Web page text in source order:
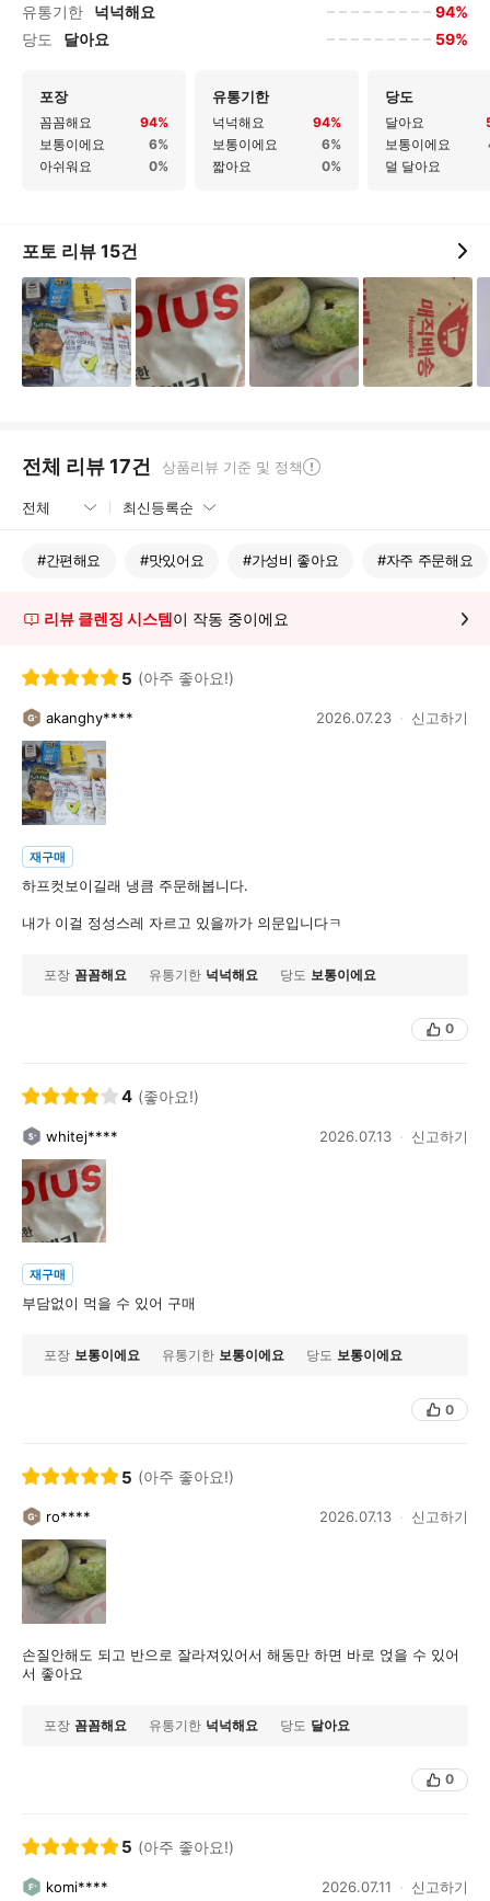
유통기한
넉넉해요
94%
당도
달아요 59%
포장
꼼꼼해요
94%
보통이에요
6%
아쉬워요
0%
유통기한
넉넉해요
94%
보통이에요
6%
짧아요
0%
당도
달아요
보통이에요
덜 달아요
포토 리뷰 15건
전체 리뷰 17건 상품리뷰 기준 및 정책
#간편해요 #맛있어요 #가성비 좋아요 #자주 주문해요
리뷰 클렌징 시스템이 작동 중이에요
5 (아주 좋아요!)
akanghy**** 2026.07.23 신고하기
재구매
하프컷보이길래 냉큼 주문해봅니다.
내가 이걸 정성스레 자르고 있을까가 의문입니다ㅋ
포장 꼼꼼해요 유통기한 넉넉해요 당도 보통이에요
0
4 (좋아요!)
whitej**** 2026.07.13 신고하기
재구매
부담없이 먹을 수 있어 구매
포장 보통이에요 유통기한 보통이에요 당도 보통이에요
0
5 (아주 좋아요!)
ro**** 2026.07.13 신고하기
손질안해도 되고 반으로 잘라져있어서 해동만 하면 바로 얹을 수 있어
서 좋아요
포장 꼼꼼해요 유통기한 넉넉해요 당도 달아요
0
5 (아주 좋아요!)
komi**** 2026.07.11 신고하기